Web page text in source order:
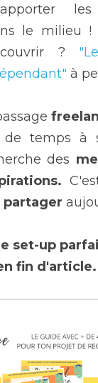
le milieu !
?
à
de temps à
des
partager
set-up
fin d'article.